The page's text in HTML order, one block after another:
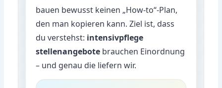
bauen bewusst keinen „How-to“-Plan,
den man kopieren kann. Ziel ist, dass
du verstehst: intensivpflege
stellenangebote brauchen Einordnung
– und genau die liefern wir.